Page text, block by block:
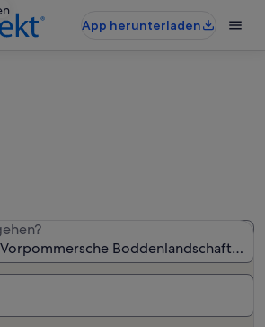
App herunterladen
Boddenlandschaft,